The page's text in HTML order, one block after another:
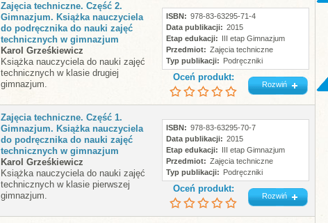
Zajęcia techniczne. Część 2.
Gimnazjum. Książka nauczyciela
do podręcznika do nauki zajęć
technicznych w gimnazjum
Karol Grześkiewicz
Książka nauczyciela do nauki zajęć
technicznych w klasie drugiej
gimnazjum.
ISBN
978-83-63295-71-4
Data publikacji
2015
Etap edukacji
III etap Gimnazjum
Przedmiot
Zajęcia techniczne
Typ publikacji
Podręczniki
Oceń produkt:
Rozwiń
Zajęcia techniczne. Część 1.
Gimnazjum. Książka nauczyciela
do podręcznika do nauki zajęć
technicznych w gimnazjum
Karol Grześkiewicz
Książka nauczyciela do nauki zajęć
technicznych w klasie pierwszej
gimnazjum.
ISBN
978-83-63295-70-7
Data publikacji
2015
Etap edukacji
III etap Gimnazjum
Przedmiot
Zajęcia techniczne
Typ publikacji
Podręczniki
Oceń produkt:
Rozwiń